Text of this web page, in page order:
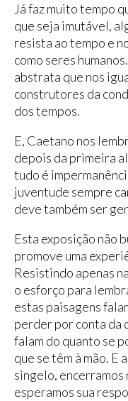
Já faz muito tempo
que seja imutável,
resista ao tempo e
como seres
abstrata que nos
construtores da
dos tempos.
E, Caetano nos
depois da primeira
tudo é
juventude sempre
deve também ser
Esta exposição não
promove uma
Resistindo apenas
o esforço para
estas paisagens
perder por conta da
falam do quanto se
que se têm à mão. E
singelo, encerramos
esperamos sua